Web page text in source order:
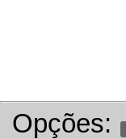
Opções: